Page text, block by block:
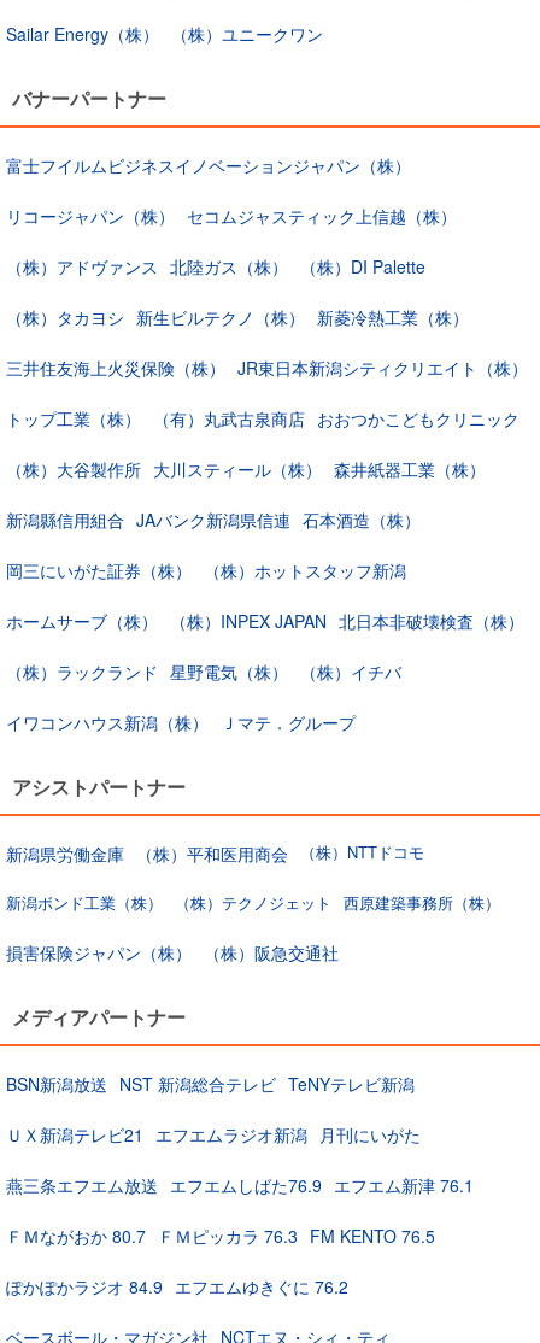
Sailar Energy（株） （株）ユニークワン
バナーパートナー
富士フイルムビジネスイノベーションジャパン（株）
リコージャパン（株） セコムジャスティック上信越（株）
（株）アドヴァンス 北陸ガス（株） （株）DI Palette
（株）タカヨシ 新生ビルテクノ（株） 新菱冷熱工業（株）
三井住友海上火災保険（株） JR東日本新潟シティクリエイト（株）
トップ工業（株） （有）丸武古泉商店 おおつかこどもクリニック
（株）大谷製作所 大川スティール（株） 森井紙器工業（株）
新潟縣信用組合 JAバンク新潟県信連 石本酒造（株）
岡三にいがた証券（株） （株）ホットスタッフ新潟
ホームサーブ（株） （株）INPEX JAPAN 北日本非破壊検査（株）
（株）ラックランド 星野電気（株） （株）イチバ
イワコンハウス新潟（株） Ｊマテ．グループ
アシストパートナー
新潟県労働金庫 （株）平和医用商会 （株）NTTドコモ
新潟ボンド工業（株） （株）テクノジェット 西原建築事務所（株）
損害保険ジャパン（株） （株）阪急交通社
メディアパートナー
BSN新潟放送 NST 新潟総合テレビ TeNYテレビ新潟
ＵＸ新潟テレビ21 エフエムラジオ新潟 月刊にいがた
燕三条エフエム放送 エフエムしばた76.9 エフエム新津 76.1
ＦＭながおか 80.7 ＦＭピッカラ 76.3 FM KENTO 76.5
ぽかぽかラジオ 84.9 エフエムゆきぐに 76.2
ベースボール・マガジン社 NCTエヌ・シィ・ティ